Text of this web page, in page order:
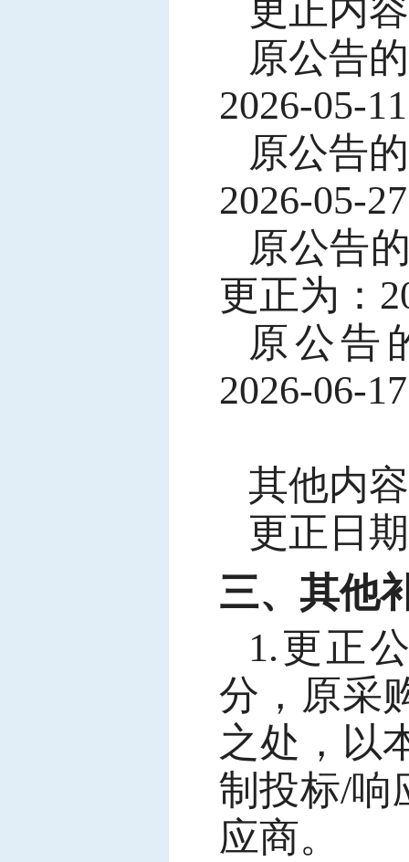
更正内
原公告
2026-05-
原公告
2026-05-
原公告
更正为：
原公告
2026-06-
其他内
更正日
三、其他
1.更正
分，原采
之处，以
制投标/响
应商。